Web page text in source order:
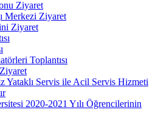
Ziyaret
Merkezi Ziyaret
Ziyaret
Toplantısı
Yataklı Servis ile Acil Servis Hizmeti
2020-2021 Yılı Öğrencilerinin